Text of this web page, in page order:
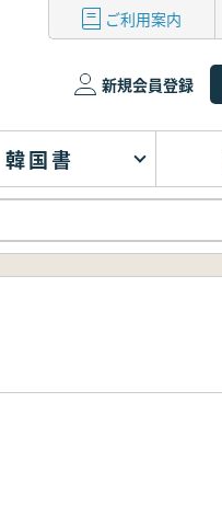
ご利用案内
新規会員登録
韓国書